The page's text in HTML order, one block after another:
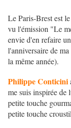
Le Paris-Brest est
vu l'émission "Le
envie d'en refaire
l'anniversaire de
la même année).
Philippe Conticini
me suis inspirée de
petite touche
petite touche